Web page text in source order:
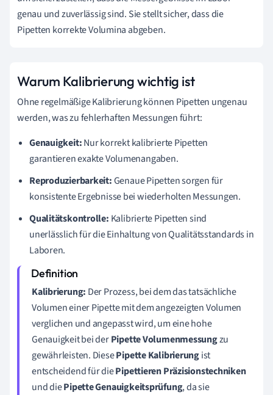
genau und zuverlässig sind. Sie stellt sicher, dass die
Pipetten korrekte Volumina abgeben.
Warum Kalibrierung wichtig ist
Ohne regelmäßige Kalibrierung können Pipetten ungenau
werden, was zu fehlerhaften Messungen führt:
Genauigkeit:Nur korrekt kalibrierte Pipetten
garantieren exakte Volumenangaben.
Reproduzierbarkeit:Genaue Pipetten sorgen für
konsistente Ergebnisse bei wiederholten Messungen.
Qualitätskontrolle: Kalibrierte Pipetten sind
unerlässlich für die Einhaltung von Qualitätsstandards in
Laboren.
Kalibrierung: Der Prozess, bei dem das tatsächliche
Volumen einer Pipette mit dem angezeigten Volumen
verglichen und angepasst wird, um eine hohe
Genauigkeit bei derPipette Volumenmessungzu
gewährleisten. DiesePipette Kalibrierungist
entscheidend für diePipettieren Präzisionstechniken
und diePipette Genauigkeitsprüfung, da sie